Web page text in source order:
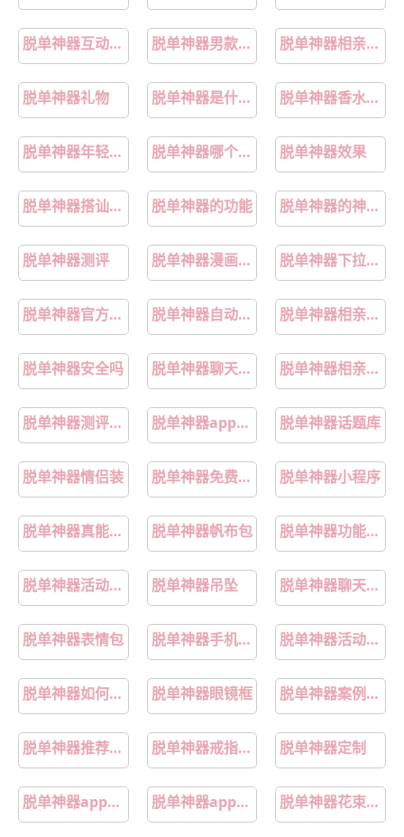
脱单神器互动小技巧 脱单神器男款短袖 脱单神器相亲APP清单
脱单神器礼物 脱单神器是什么东西 脱单神器香水女生款
脱单神器年轻人必用 脱单神器哪个软件免费 脱单神器效果
脱单神器搭讪案例 脱单神器的功能 脱单神器的神奇之处
脱单神器测评 脱单神器漫画免费阅读在线下拉土豪漫画 脱单神器下拉式免费漫画
脱单神器官方正版软件 脱单神器自动回复攻略 脱单神器相亲小程序测评
脱单神器安全吗 脱单神器聊天秘籍 脱单神器相亲视频模板
脱单神器测评大公开 脱单神器app安卓 脱单神器话题库
脱单神器情侣装 脱单神器免费app实测 脱单神器小程序
脱单神器真能脱单吗 脱单神器帆布包 脱单神器功能揭秘
脱单神器活动介绍 脱单神器吊坠 脱单神器聊天技巧
脱单神器表情包 脱单神器手机推荐 脱单神器活动规则
脱单神器如何发挥作用 脱单神器眼镜框 脱单神器案例分享
脱单神器推荐爆款 脱单神器戒指轻奢 脱单神器定制
脱单神器app排行榜前十名 脱单神器app30岁 脱单神器花束定制